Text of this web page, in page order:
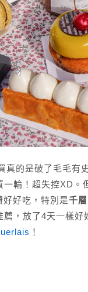
真的是破了毛毛有
輪！超失控XD。
好好吃，特別是千層
，放了4天一樣好
！